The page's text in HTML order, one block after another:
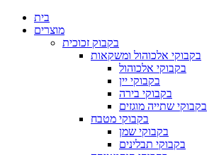
בית
מוצרים
בקבוק זכוכית
בקבוקי אלכוהול ומשקאות
בקבוקי אלכוהול
בקבוקי יין
בקבוקי בירה
בקבוקי שתייה מוגזים
בקבוקי מטבח
בקבוקי שמן
בקבוקי תבלינים